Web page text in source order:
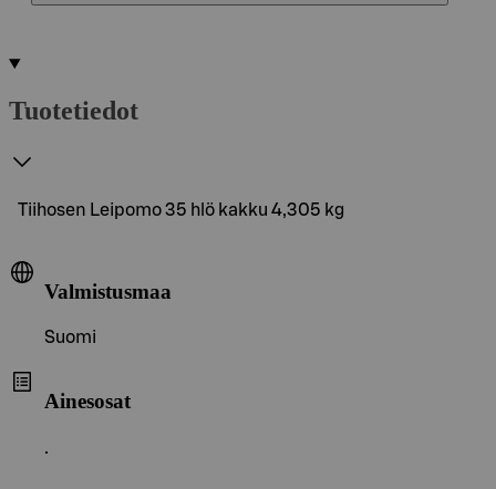
Tuotetiedot
Tiihosen Leipomo 35 hlö kakku 4,305 kg
Valmistusmaa
Suomi
Ainesosat
.